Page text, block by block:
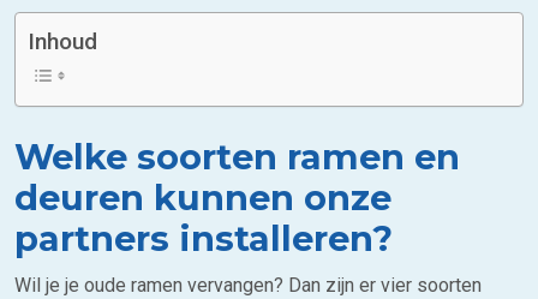
Inhoud
Welke soorten ramen en
deuren kunnen onze
partners installeren?
Wil je je oude ramen vervangen? Dan zijn er vier soorten